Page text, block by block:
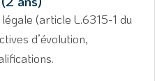
(article L.6315-1 du
d’évolution,